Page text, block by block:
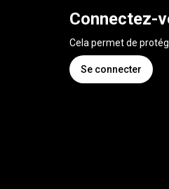
Connectez-
Cela permet de
Se connecter